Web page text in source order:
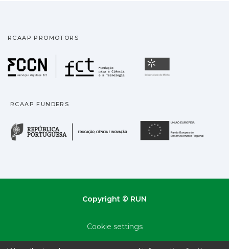
RCAAP PROMOTORS
Fundação para a
RCAAP FUNDERS
República Portuguesa
Copyright © RUN
Cookie settings